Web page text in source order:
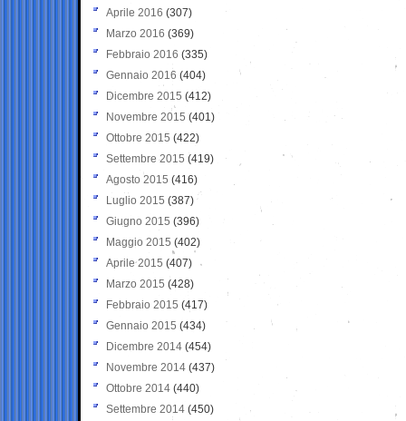
Aprile 2016 (307)
Marzo 2016 (369)
Febbraio 2016 (335)
Gennaio 2016 (404)
Dicembre 2015 (412)
Novembre 2015 (401)
Ottobre 2015 (422)
Settembre 2015 (419)
Agosto 2015 (416)
Luglio 2015 (387)
Giugno 2015 (396)
Maggio 2015 (402)
Aprile 2015 (407)
Marzo 2015 (428)
Febbraio 2015 (417)
Gennaio 2015 (434)
Dicembre 2014 (454)
Novembre 2014 (437)
Ottobre 2014 (440)
Settembre 2014 (450)